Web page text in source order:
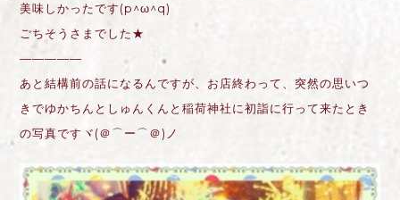
美味しかったです(p^ω^q)
ごちそうさまでした★
—————
あと結構前の話になるんですが、お店終わって、突然の思いつ
きでゆかちんとしゅんくんと稲荷神社に初詣に行って来たとき
の写真ですヾ(＠⌒ー⌒＠)ノ